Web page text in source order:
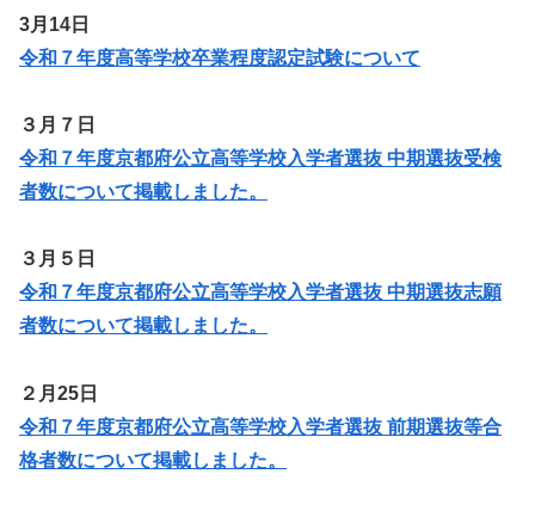
3月14日
令和７年度高等学校卒業程度認定試験について
３月７日
令和７年度京都府公立高等学校入学者選抜 中期選抜受検
者数について掲載しました。
３月５日
令和７年度京都府公立高等学校入学者選抜 中期選抜志願
者数について掲載しました。
２月25日
令和７年度京都府公立高等学校入学者選抜 前期選抜等合
格者数について掲載しました。